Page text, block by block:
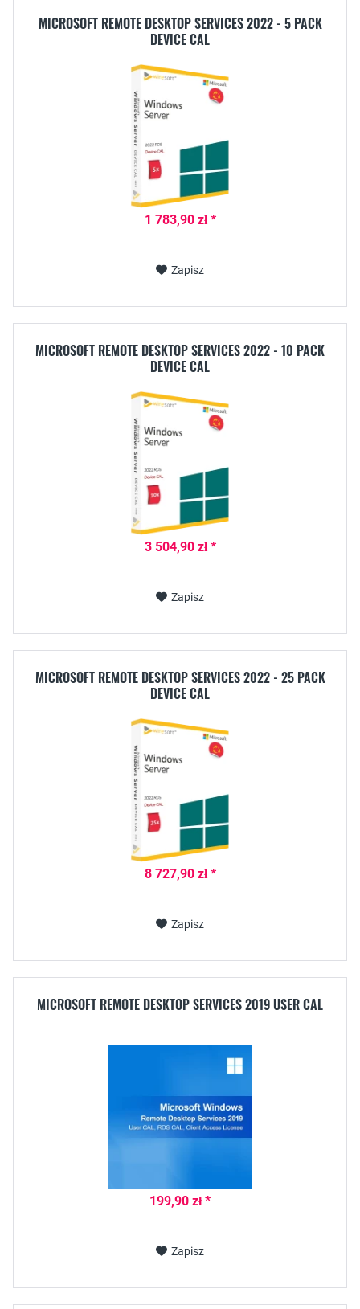
MICROSOFT REMOTE DESKTOP SERVICES 2022 - 5 PACK
DEVICE CAL
1 783,90 zł *
Zapisz
MICROSOFT REMOTE DESKTOP SERVICES 2022 - 10 PACK
DEVICE CAL
3 504,90 zł *
Zapisz
MICROSOFT REMOTE DESKTOP SERVICES 2022 - 25 PACK
DEVICE CAL
8 727,90 zł *
Zapisz
MICROSOFT REMOTE DESKTOP SERVICES 2019 USER CAL
199,90 zł *
Zapisz